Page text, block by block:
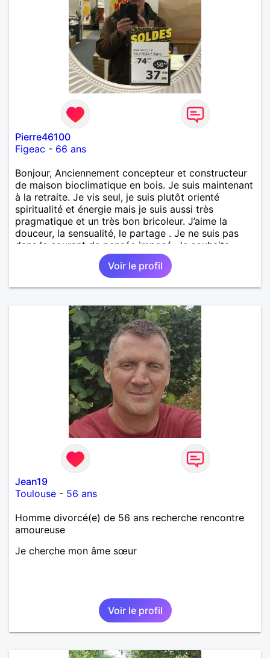
Pierre46100
Figeac - 66 ans
Bonjour, Anciennement concepteur et constructeur
de maison bioclimatique en bois. Je suis maintenant
à la retraite. Je vis seul, je suis plutôt orienté
spiritualité et énergie mais je suis aussi très
pragmatique et un très bon bricoleur. J’aime la
douceur, la sensualité, le partage . Je ne suis pas
dans le courant de pensée imposé. Je souhaite
rencontrer une personne pour partager,
expérimenté, découvrir ensemble et se soutenir
mutuellement pour devenir le meilleur de soi-même
mais je compte m'installer à nouveau à l'ile de la
Réunion avant la fin 2026. Pierre
Voir le profil
Jean19
Toulouse - 56 ans
Homme divorcé(e) de 56 ans recherche rencontre
amoureuse
Je cherche mon âme sœur
Voir le profil